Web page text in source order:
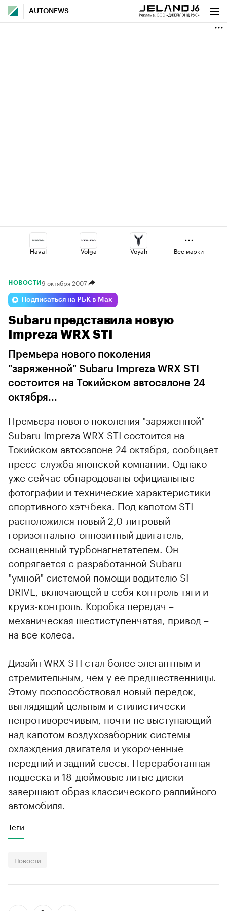
AUTONEWS
Haval Volga Voyah
Omoda Esteo
Geely Lada Changan
Все марки
НОВОСТИ 9 октября 2007
Подписаться на РБК в Max
Subaru представила новую
Impreza WRX STI
Премьера нового поколения
"заряженной" Subaru Impreza WRX STI
состоится на Токийском автосалоне 24
октября...
Премьера нового поколения "заряженной"
Subaru Impreza WRX STI состоится на
Токийском автосалоне 24 октября, сообщает
пресс-служба японской компании. Однако
уже сейчас обнародованы официальные
фотографии и технические характеристики
спортивного хэтчбека. Под капотом STI
расположился новый 2,0-литровый
горизонтально-оппозитный двигатель,
оснащенный турбонагнетателем. Он
сопрягается с разработанной Subaru
"умной" системой помощи водителю SI-
DRIVE, включающей в себя контроль тяги и
круиз-контроль. Коробка передач –
механическая шестиступенчатая, привод –
на все колеса.
Дизайн WRX STI стал более элегантным и
стремительным, чем у ее предшественницы.
Этому поспособствовал новый передок,
выглядящий цельным и стилистически
непротиворечивым, почти не выступающий
над капотом воздухозаборник системы
охлаждения двигателя и укороченные
передний и задний свесы. Переработанная
подвеска и 18-дюймовые литые диски
завершают образ классического раллийного
автомобиля.
Теги
Новости